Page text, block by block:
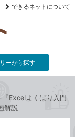
YouTube
できるネットについて
ーから探す
Excelよくばり入門
解説